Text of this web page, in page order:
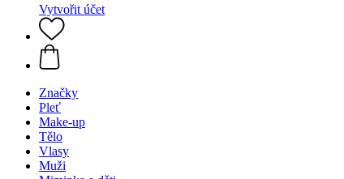
Vytvořit účet
Značky
Pleť
Make-up
Tělo
Vlasy
Muži